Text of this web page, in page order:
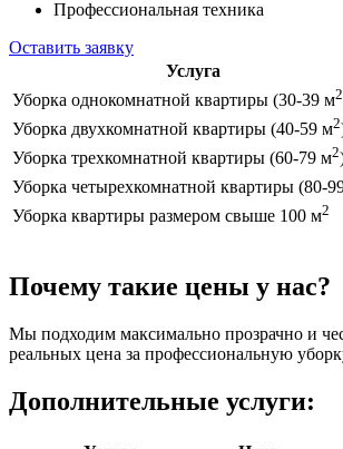
Профессиональная техника
Оставить заявку
Услуга
Уборка однокомнатной квартиры (30-39 м2
Уборка двухкомнатной квартиры (40-59 м2
Уборка трехкомнатной квартиры (60-79 м2
Уборка четырехкомнатной квартиры (80-
Уборка квартиры размером свыше 100 м2
Почему такие цены у нас?
Мы подходим максимально прозрачно и
реальных цена за профессиональную
Дополнительные услуги: